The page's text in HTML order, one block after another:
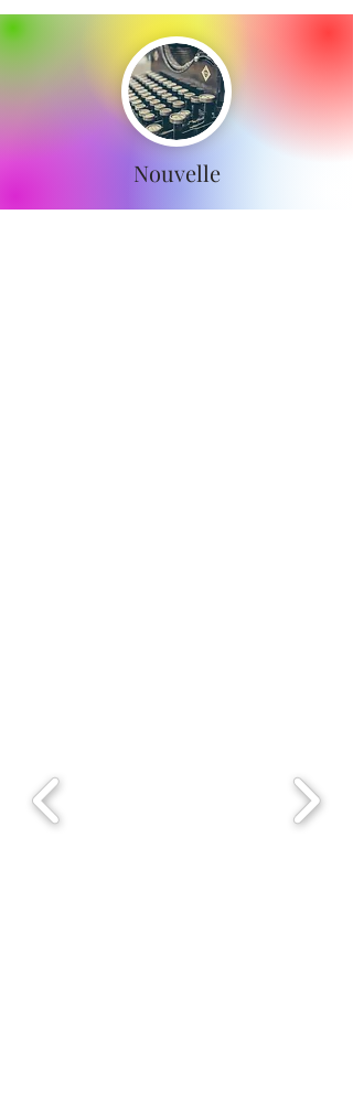
Nouvelle